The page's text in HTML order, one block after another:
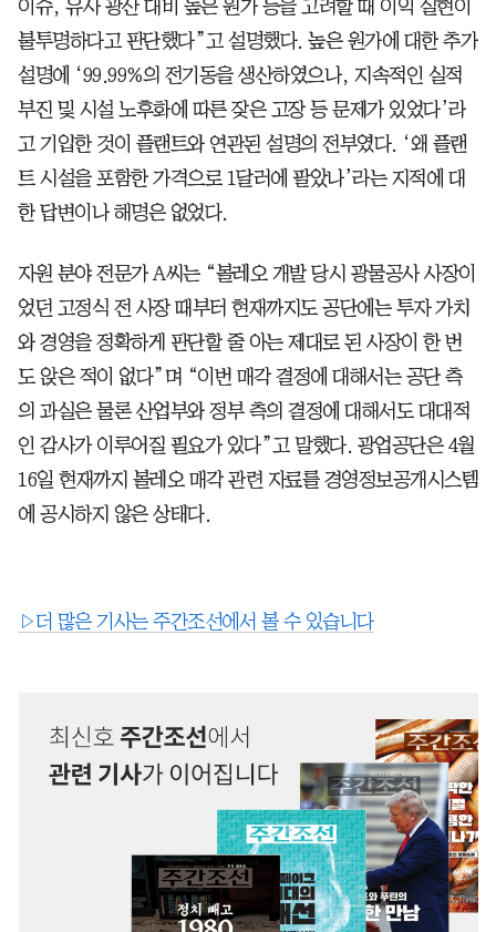
이슈, 유사 광산 대비 높은 원가 등을 고려할 때 이익 실현이
불투명하다고 판단했다”고 설명했다. 높은 원가에 대한 추가
설명에 ‘99.99%의 전기동을 생산하였으나, 지속적인 실적
부진 및 시설 노후화에 따른 잦은 고장 등 문제가 있었다’라
고 기입한 것이 플랜트와 연관된 설명의 전부였다. ‘왜 플랜
트 시설을 포함한 가격으로 1달러에 팔았나’라는 지적에 대
한 답변이나 해명은 없었다.
자원 분야 전문가 A씨는 “볼레오 개발 당시 광물공사 사장이
었던 고정식 전 사장 때부터 현재까지도 공단에는 투자 가치
와 경영을 정확하게 판단할 줄 아는 제대로 된 사장이 한 번
도 앉은 적이 없다”며 “이번 매각 결정에 대해서는 공단 측
의 과실은 물론 산업부와 정부 측의 결정에 대해서도 대대적
인 감사가 이루어질 필요가 있다”고 말했다. 광업공단은 4월
16일 현재까지 볼레오 매각 관련 자료를 경영정보공개시스템
에 공시하지 않은 상태다.
▷더 많은 기사는 주간조선에서 볼 수 있습니다